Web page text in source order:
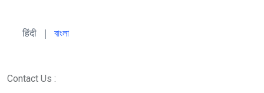
हिंदी বাংলা
Contact Us :